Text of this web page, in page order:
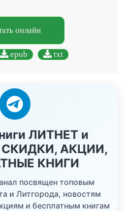
онлайн
epub txt
ЛИТНЕТ и
АКЦИИ,
КНИГИ
посвящен топовым
и Литгорода, новостям
и бесплатным книгам